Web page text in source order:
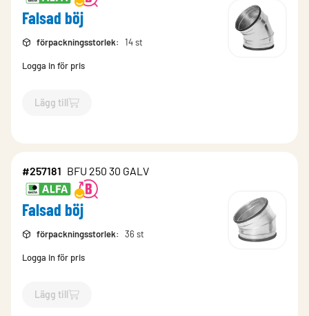
Falsad böj
förpackningsstorlek: 14 st
Logga in för pris
Lägg till
`$Lägg till
#257181 BFU 250 30 GALV
Falsad böj
förpackningsstorlek: 36 st
Logga in för pris
Lägg till
`$Lägg till